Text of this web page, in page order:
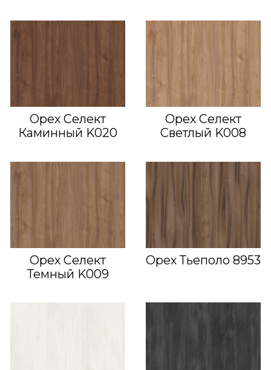
Орех Селект
Каминный K020
Орех Селект
Светлый K008
Орех Селект
Темный K009
Орех Тьеполо 8953